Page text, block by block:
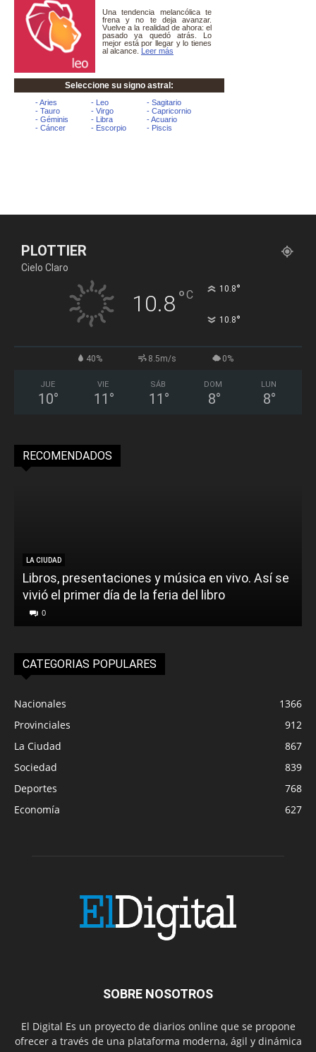
PLOTTIER
Cielo Claro
10.8°C 10.8°
10.8°
40% 8.5m/s 0%
JUE
10°
VIE
11 °
SÁB
11 °
DOM
8°
LUN
8°
RECOMENDADOS
LA CIUDAD
Libros, presentaciones y música en vivo. Así se
vivió el primer día de la feria del libro
0
CATEGORIAS POPULARES
Nacionales
1366
Provinciales
912
La Ciudad
867
Sociedad
839
Deportes
768
Economía
627
SOBRE NOSOTROS
El Digital Es un proyecto de diarios online que se propone
ofrecer a través de una plataforma moderna, ágil y dinámica